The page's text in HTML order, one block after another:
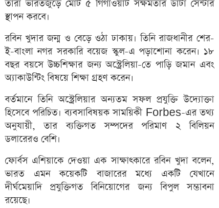
তারা ভারতজুড়ে মোট ৫ গিগাওয়াট সক্ষমতার ডাটা সেন্টার
স্থাপন করবে।
রবিন খুদার জন্ম ও বেড়ে ওঠা ঢাকায়। তিনি রাজধানীর শের-
ই-বাংলা নগর সরকারি বয়েজ স্কুল-এ পড়াশোনা করেন। ১৮
বছর বয়সে উচ্চশিক্ষার জন্য অস্ট্রেলিয়া-তে পাড়ি জমান এবং
অ্যাকাউন্টিং বিষয়ে শিক্ষা গ্রহণ করেন।
বর্তমানে তিনি অস্ট্রেলিয়ার অন্যতম সফল প্রযুক্তি উদ্যোক্তা
হিসেবে পরিচিত। ব্যবসাবিষয়ক সাময়িকী Forbes-এর তথ্য
অনুযায়ী, তার ব্যক্তিগত সম্পদের পরিমাণ ২ বিলিয়ন
ডলারেরও বেশি।
ফোর্বস এশিয়াকে দেওয়া এক সাক্ষাৎকারে রবিন খুদা বলেন,
ভারত এমন কয়েকটি বাজারের মধ্যে একটি যেখানে
দীর্ঘমেয়াদি প্রযুক্তিগত বিনিয়োগের জন্য বিপুল সম্ভাবনা
রয়েছে।